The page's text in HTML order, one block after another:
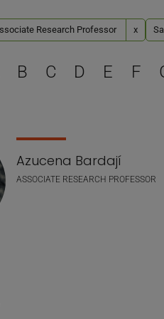
Research Professor x
B C D E F
Azucena Bardají
ASSOCIATE RESEARCH PROFESSOR